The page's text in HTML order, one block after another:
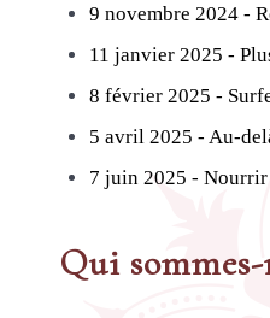
9 novembre 2024 -
11 janvier 2025 -
8 février 2025 -
5 avril 2025 - Au-
7 juin 2025 -
Qui sommes-